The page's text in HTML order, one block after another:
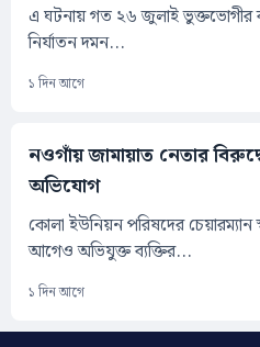
এ ঘটনায় গত ২৬ জুলাই ভুক্তভোগীর
নির্যাতন দমন...
১ দিন আগে
নওগাঁয় জামায়াত নেতার
অভিযোগ
কোলা ইউনিয়ন পরিষদের
আগেও অভিযুক্ত ব্যক্তির...
১ দিন আগে